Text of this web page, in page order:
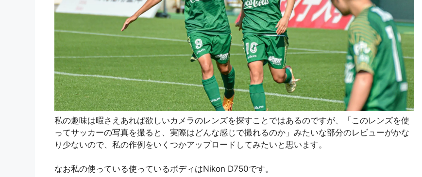
私の趣味は暇さえあれば欲しいカメラのレンズを探すことではあるのですが、「このレンズを使
ってサッカーの写真を撮ると、実際はどんな感じで撮れるのか」みたいな部分のレビューがかな
り少ないので、私の作例をいくつかアップロードしてみたいと思います。
なお私の使っている使っているボディはNikon D750です。